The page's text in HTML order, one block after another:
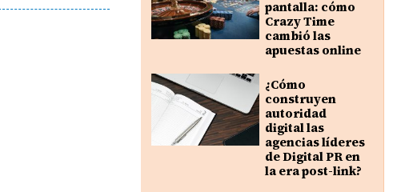
pantalla: cómo
Crazy Time
cambió las
apuestas online
¿Cómo
construyen
autoridad
digital las
agencias líderes
de Digital PR en
la era post-link?